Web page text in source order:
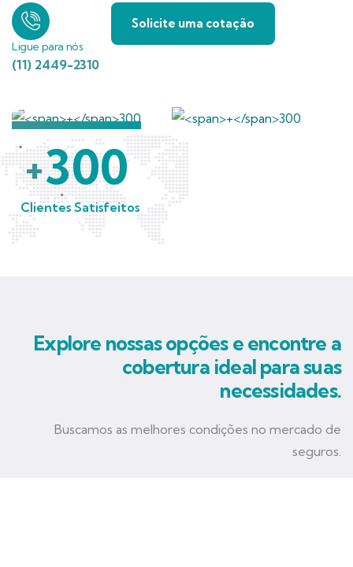
Ligue para nós
(11) 2449-2310
Solicite uma cotação
+300
Clientes Satisfeitos
Explore nossas opções e encontre a
cobertura ideal para suas
necessidades.
Buscamos as melhores condições no mercado de
seguros.